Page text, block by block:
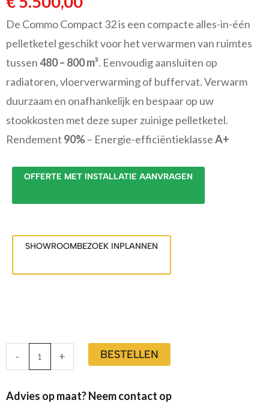
De Commo Compact 32 is een compacte alles-in-één
pelletketel geschikt voor het verwarmen van ruimtes
tussen480 – 800 m³. Eenvoudig aansluiten op
radiatoren, vloerverwarming of buffervat. Verwarm
duurzaam en onafhankelijk en bespaar op uw
stookkosten met deze super zuinige pelletketel.
Rendement 90%– Energie-efficiëntieklasseA+
OFFERTE MET INSTALLATIE AANVRAGEN
SHOWROOMBEZOEK INPLANNEN
- + BESTELLEN
Advies op maat? Neem contact op